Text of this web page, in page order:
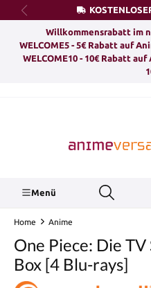
springen
Willkommensrabatt im
WELCOME5 - 5€ Rabatt auf
WELCOME10 - 10€ Rabatt
Menü
Home Anime
One Piece: Die
Box [4 Blu-rays]